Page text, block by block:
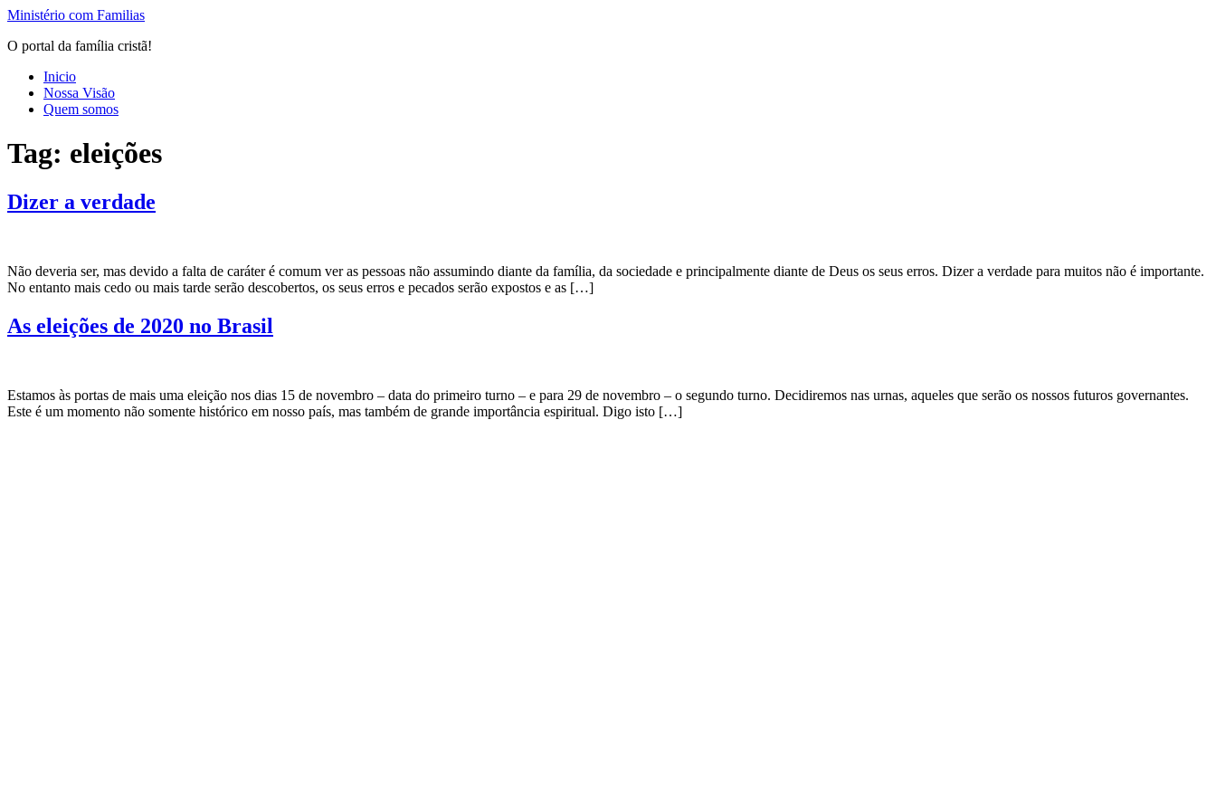
Ir
o
Ministério com Familias
O portal da família cristã!
Inicio
Nossa Visão
Quem somos
Tag: eleições
Dizer a verdade
Não deveria ser, mas devido a falta de caráter é comum ver as pessoas não assumindo diante da família, da sociedade e principalmente diante de Deus os seus erros. Dizer a verdade para muitos não é importante.
No entanto mais cedo ou mais tarde serão descobertos, os seus erros e pecados serão expostos e as […]
As eleições de 2020 no Brasil
Estamos às portas de mais uma eleição nos dias 15 de novembro – data do primeiro turno – e para 29 de novembro – o segundo turno. Decidiremos nas urnas, aqueles que serão os nossos futuros governantes.
Este é um momento não somente histórico em nosso país, mas também de grande importância espiritual. Digo isto […]